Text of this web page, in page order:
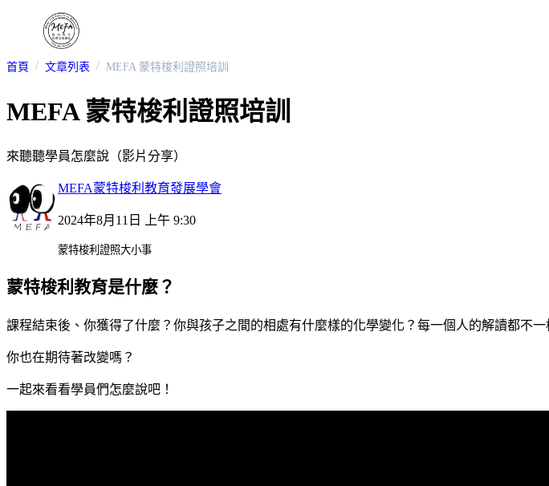
首頁 文章列表 MEFA 蒙特梭利證照培訓
MEFA 蒙特梭利證照培訓
來聽聽學員怎麼說（影片分享）
MEFA蒙特梭利教育發展學會
2024年8月11日 上午 9:30
蒙特梭利證照大小事
蒙特梭利教育是什麼？
課程結束後、你獲得了什麼？你與孩子之間的相處有什麼樣的化學變化？每一個人的解讀都不
你也在期待著改變嗎？
一起來看看學員們怎麼說吧！